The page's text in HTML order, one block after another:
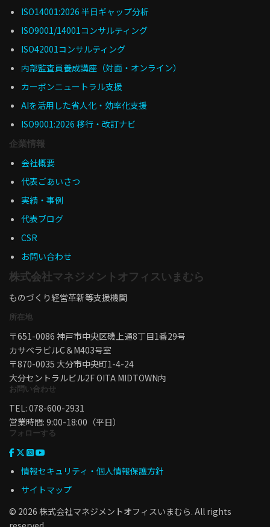
ISO14001:2026 半日ギャップ分析
ISO9001/14001コンサルティング
ISO42001コンサルティング
内部監査員養成講座（対面・オンライン）
カーボンニュートラル支援
AIを活用した省人化・効率化支援
ISO9001:2026 移行・改訂ナビ
企業情報
会社概要
代表ごあいさつ
実績・事例
代表ブログ
CSR
お問い合わせ
株式会社マネジメントオフィスいまむら
ものづくり経営革新等支援機関
所在地
〒651-0086 神戸市中央区磯上通8丁目1番29号
カサベラビルC＆M403号室
〒870-0035 大分市中央町1-4-24
大分セントラルビル2F OITA MIDTOWN内
お問い合わせ
TEL: 078-600-2931
営業時間: 9:00-18:00（平日）
フォローする
情報セキュリティ・個人情報保護方針
サイトマップ
© 2026 株式会社マネジメントオフィスいまむら. All rights